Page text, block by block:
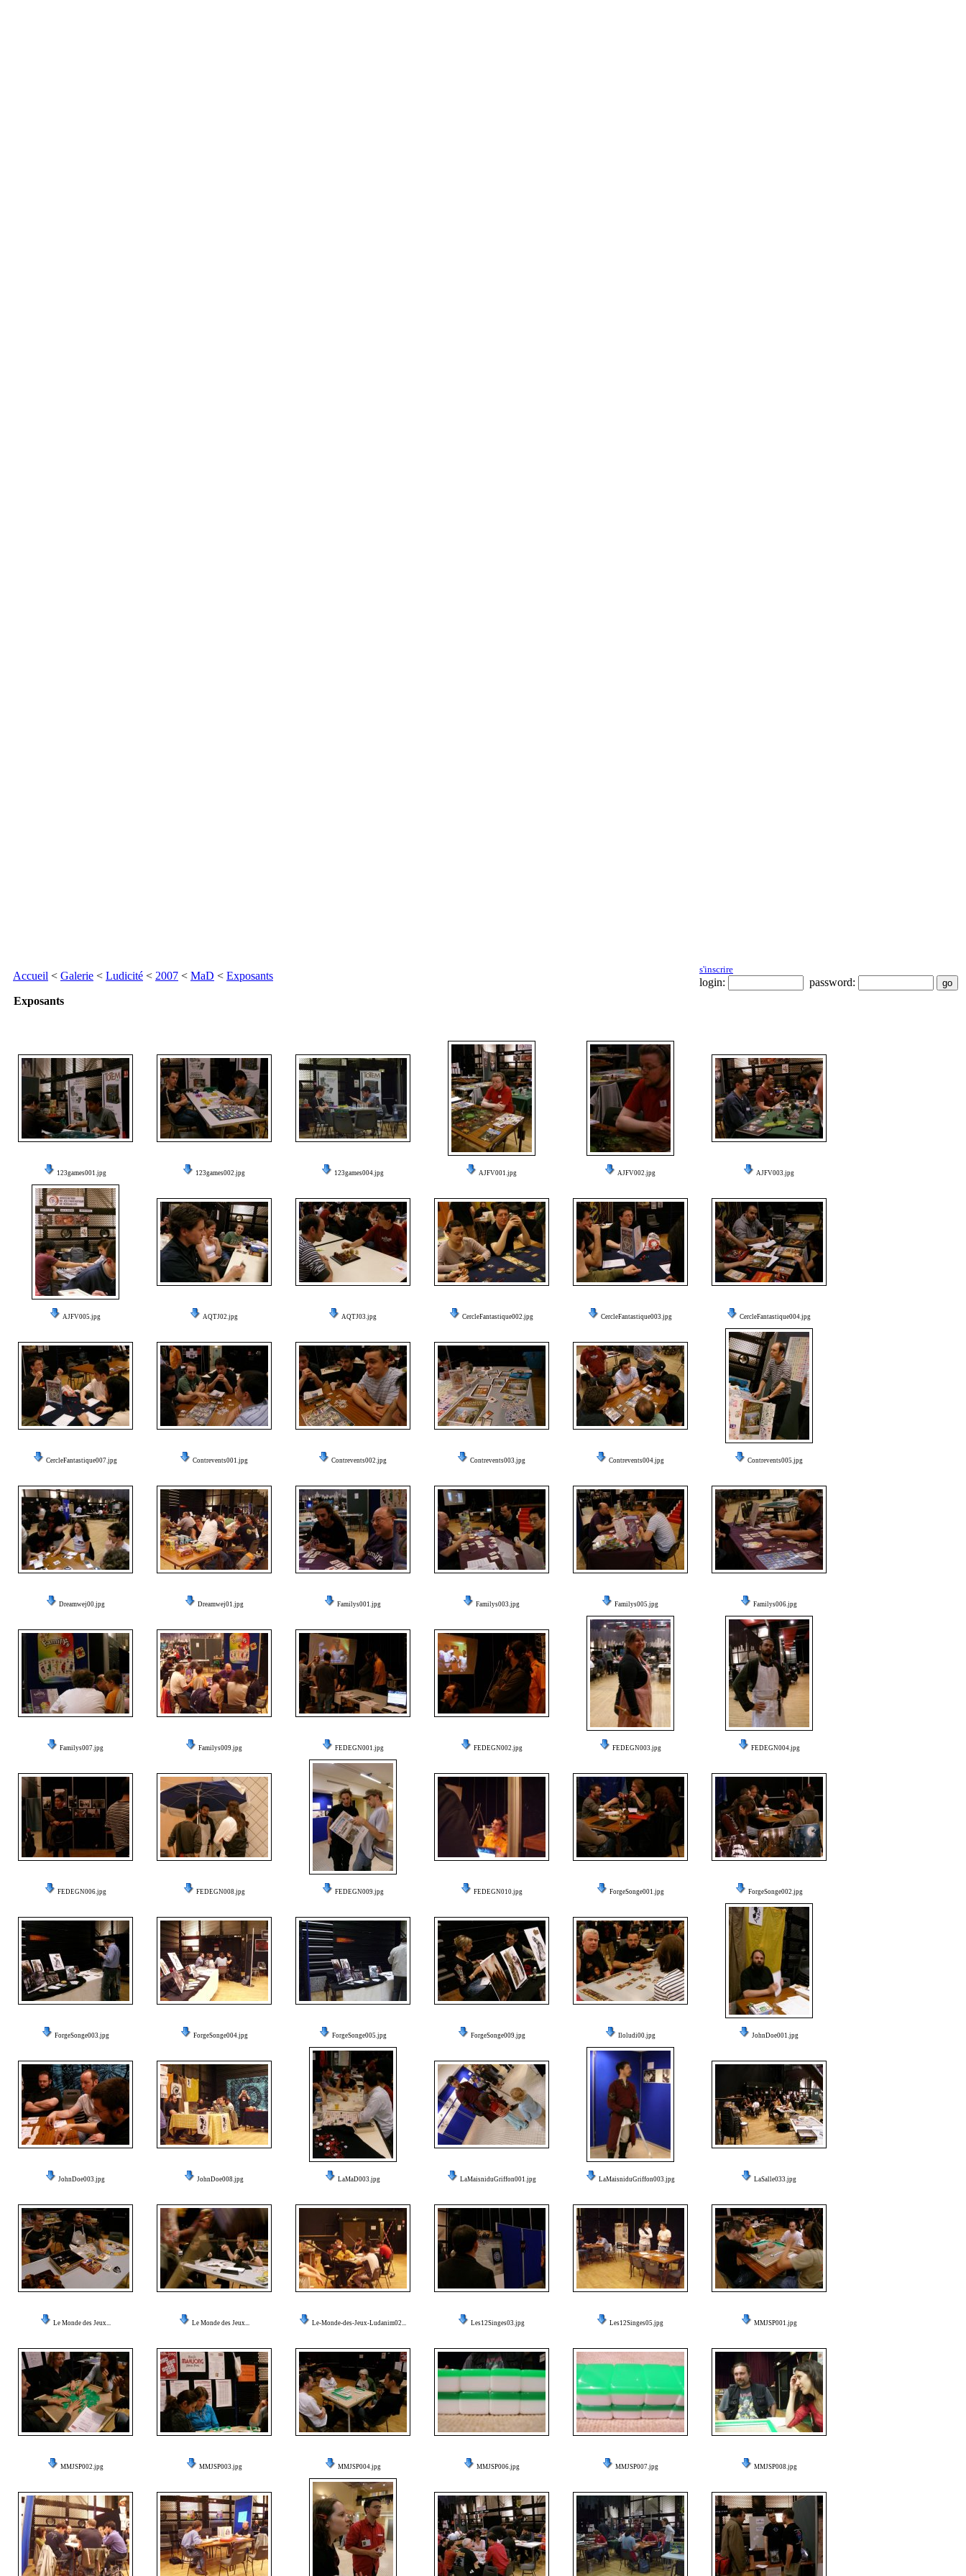
Accueil < Galerie < Ludicité < 2007 < MaD < Exposants
s'inscrire
login:
password:
Exposants
123games001.jpg 123games002.jpg 123games004.jpg AJFV001.jpg AJFV002.jpg AJFV003.jpg
AJFV005.jpg AQTJ02.jpg AQTJ03.jpg CercleFantastique002.jpg CercleFantastique003.jpg CercleFantastique004.jpg
CercleFantastique007.jpg Contrevents001.jpg Contrevents002.jpg Contrevents003.jpg Contrevents004.jpg Contrevents005.jpg
Dreamwej00.jpg Dreamwej01.jpg Familys001.jpg Familys003.jpg Familys005.jpg Familys006.jpg
Familys007.jpg Familys009.jpg FEDEGN001.jpg FEDEGN002.jpg FEDEGN003.jpg FEDEGN004.jpg
FEDEGN006.jpg FEDEGN008.jpg FEDEGN009.jpg FEDEGN010.jpg ForgeSonge001.jpg ForgeSonge002.jpg
ForgeSonge003.jpg ForgeSonge004.jpg ForgeSonge005.jpg ForgeSonge009.jpg Iloludi00.jpg JohnDoe001.jpg
JohnDoe003.jpg JohnDoe008.jpg LaMaD003.jpg LaMaisniduGriffon001.jpg LaMaisniduGriffon003.jpg LaSalle033.jpg
Le Monde des Jeux... Le Monde des Jeux... Le-Monde-des-Jeux-Ludanim02... Les12Singes03.jpg Les12Singes05.jpg MMJSP001.jpg
MMJSP002.jpg MMJSP003.jpg MMJSP004.jpg MMJSP006.jpg MMJSP007.jpg MMJSP008.jpg